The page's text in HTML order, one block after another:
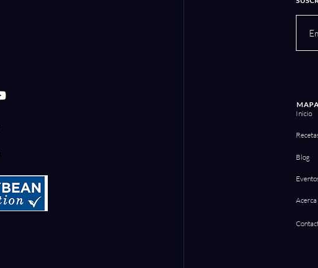
Inicio
Blog
Acerca